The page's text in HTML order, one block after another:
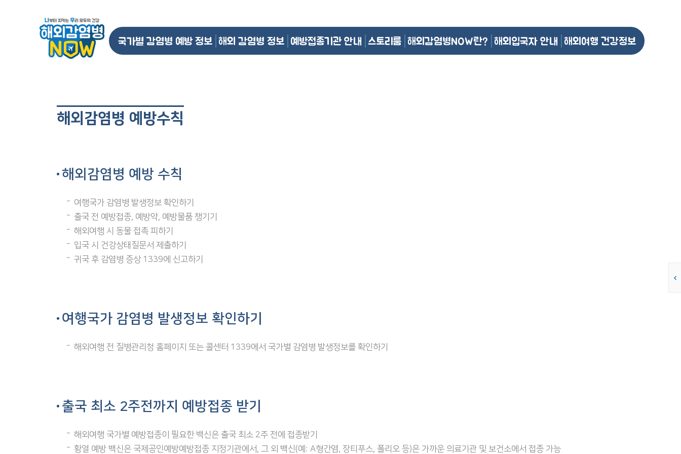
국가별 감염병 예방 정보 해외 감염병 정보 예방접종기관 안내 스토리룸 해외감염병NOW란? 해외입국자 안내 해외여행 건강정보
해외감염병 예방수칙
해외감염병 예방 수칙
여행국가 감염병 발생정보 확인하기
출국 전 예방접종, 예방약, 예방물품 챙기기
해외여행 시 동물 접촉 피하기
입국 시 건강상태질문서 제출하기
귀국 후 감염병 증상 1339에 신고하기
여행국가 감염병 발생정보 확인하기
해외여행 전 질병관리청 홈페이지 또는 콜센터 1339에서 국가별 감염병 발생정보를 확인하기
출국 최소 2주전까지 예방접종 받기
해외여행 국가별 예방접종이 필요한 백신은 출국 최소 2주 전에 접종받기
황열 예방 백신은 국제공인예방예방접종 지정기관에서, 그 외 백신(예: A형간염, 장티푸스, 폴리오 등)은 가까운 의료기관 및 보건소에서 접종 가능